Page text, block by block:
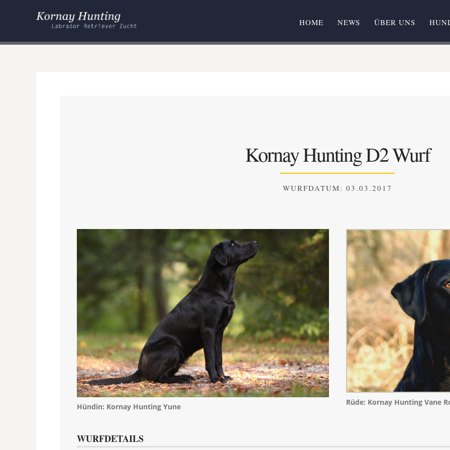
HOME NEWS ÜBER UNS
Kornay Hunting D2 Wurf
WURFDATUM: 03.03.2017
Hündin: Kornay Hunting Yune Rüde: Kornay Hunting Vane
WURFDETAILS